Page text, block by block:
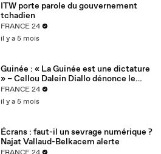
ITW porte parole du gouvernement
tchadien
FRANCE 24
il y a 5 mois
Guinée : « La Guinée est une dictature
» – Cellou Dalein Diallo dénonce le
régime Doumbouya
FRANCE 24
il y a 5 mois
Écrans : faut-il un sevrage numérique ?
Najat Vallaud-Belkacem alerte